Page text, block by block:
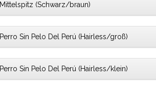
Mittelspitz (Schwarz/braun)
Perro Sin Pelo Del Perú (Hairless/groß)
Perro Sin Pelo Del Perú (Hairless/klein)